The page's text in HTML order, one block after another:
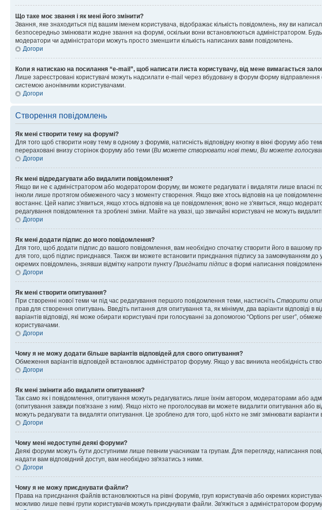
Що таке моє звання і як мені його змінити?
Звання, яке знаходиться під вашим іменем користувача, відображає кількість повідомлень, яку ви
безпосередньо змінювати жодне звання на форумі, оскільки вони встановлюються адміністратором.
модератори чи адміністратори можуть просто зменшити кількість написаних вами повідомлень.
Догори
Коли я натискаю на посилання “e-mail”, щоб написати листа користувачу, від мене вимагається
Лише зареєстровані користувачі можуть надсилати e-mail через вбудовану в форум форму
системою анонімними користувачами.
Догори
Створення повідомлень
Як мені створити тему на форумі?
Для того щоб створити нову тему в одному з форумів, натисність відповідну кнопку в вікні форуму або
перераховані внизу сторінок форуму або теми (Ви можете створювати нові теми, Ви можете
Догори
Як мені відредагувати або видалити повідомлення?
Якщо ви не є адміністратором або модератором форуму, ви можете редагувати і видаляти лише власні
інколи лише протягом обмеженого часу з моменту створення. Якщо вже хтось відповів на це
востаннє. Цей напис з'явиться, якщо хтось відповів на це повідомлення; воно не з'явиться, якщо
редагування повідомлення та зроблені зміни. Майте на увазі, що звичайні користувачі не можуть
Догори
Як мені додати підпис до мого повідомлення?
Для того, щоб додати підпис до вашого повідомлення, вам необхідно спочатку створити його в вашому
для того, щоб підпис приєднався. Також ви можете встановити приєднання підпису за замовчуванням
окремих повідомлень, знявши відмітку напроти пункту Приєднати підпис в формі написання
Догори
Як мені створити опитування?
При створенні нової теми чи під час редагування першого повідомлення теми, настисніть Створити
прав для створення опитувань. Введіть питання для опитування та, як мінімум, два варіанти відповіді в
варіантів відповіді, які може обирати користувачі при голосуванні за допомогою “Options per user”,
користувачами.
Догори
Чому я не можу додати більше варіантів відповідей для свого опитування?
Обмеження варіантів відповідей встановлює адміністратор форуму. Якщо у вас виникла необхідність
Догори
Як мені змінити або видалити опитування?
Так само як і повідомлення, опитування можуть редагуватись лише їхнім автором, модераторами або
(опитування завжди пов'язане з ним). Якщо ніхто не проголосував ви можете видалити опитування або
можуть редагувати та видаляти опитування. Це зроблено для того, щоб ніхто не зміг змінювати варіанти
Догори
Чому мені недоступні деякі форуми?
Деякі форуми можуть бути доступними лише певним учасникам та групам. Для перегляду, написання
надати вам відповідний доступ, вам необхідно зв'язатись з ними.
Догори
Чому я не можу приєднувати файли?
Права на приєднання файлів встановлюються на рівні форумів, груп користувачів або окремих
можливо лише певні групи користувачів можуть приєднувати файли. Зв'яжіться з адміністратором